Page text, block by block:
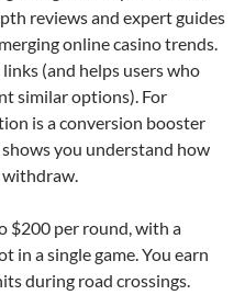
reviews and expert guides
online casino trends.
(and helps users who
similar options). For
is a conversion booster
you understand how
withdraw.
$200 per round, with a
in a single game. You earn
during road crossings.